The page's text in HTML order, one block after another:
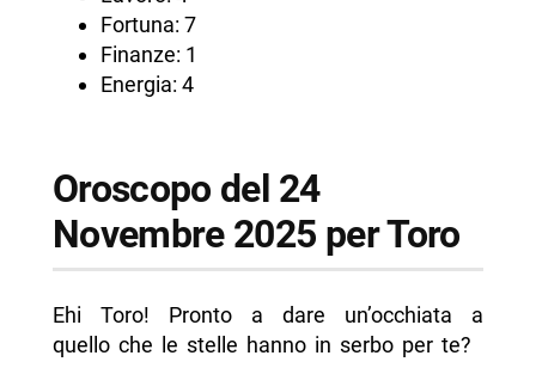
Fortuna: 7
Finanze: 1
Energia: 4
Oroscopo del 24
Novembre 2025 per Toro
Ehi Toro! Pronto a dare un’occhiata a
quello che le stelle hanno in serbo per te?